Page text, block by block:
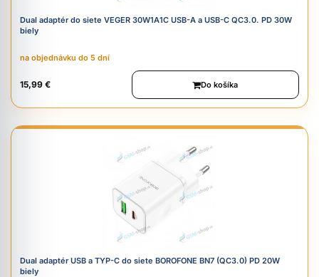
Dual adaptér do siete VEGER 30W1A1C USB-A a USB-C QC3.0. PD 30W
biely
na objednávku do 5 dní
15,99 € Do košíka
Dual adaptér USB a TYP-C do siete BOROFONE BN7 (QC3.0) PD 20W
biely